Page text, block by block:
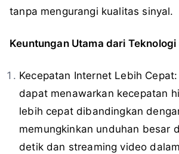
tanpa mengurangi kualitas sinyal.
Keuntungan Utama dari Teknologi
Kecepatan Internet Lebih
dapat menawarkan kecepatan
lebih cepat dibandingkan
memungkinkan unduhan besar
detik dan streaming video